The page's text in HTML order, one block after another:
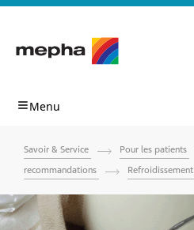
Savoir & Service Pour les patients
recommandations
Refroidissement